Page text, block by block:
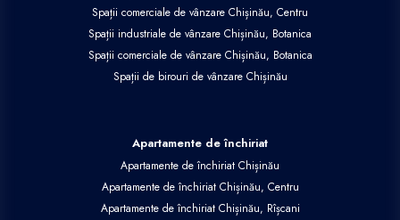
Spații comerciale de vânzare Chișinău, Centru
Spații industriale de vânzare Chișinău, Botanica
Spații comerciale de vânzare Chișinău, Botanica
Spații de birouri de vânzare Chișinău
Apartamente de închiriat
Apartamente de închiriat Chișinău
Apartamente de închiriat Chișinău, Centru
Apartamente de închiriat Chișinău, Rîșcani